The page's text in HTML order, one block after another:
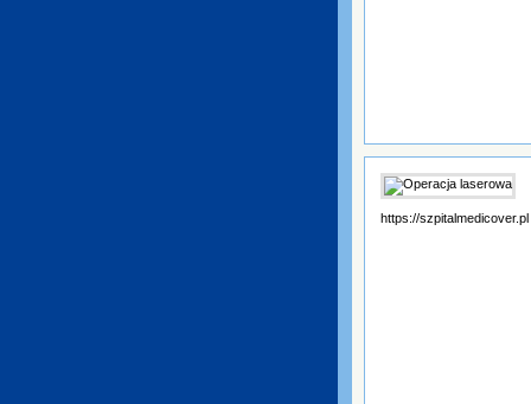
https://szpitalmedicover.pl